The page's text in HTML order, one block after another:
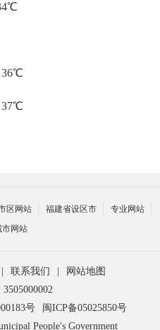
区网站 福建省设区市
专业网站
市网站
联系我们
网站地图
号
闽ICP备05025850号
People's Government